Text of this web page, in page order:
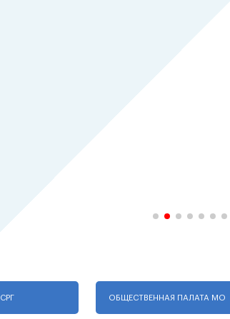
СРГ ОБЩЕСТВЕННАЯ ПАЛАТА МО